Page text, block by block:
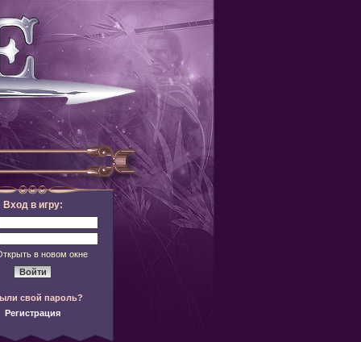
Вход в игру:
в новом окне
свой пароль?
Регистрация